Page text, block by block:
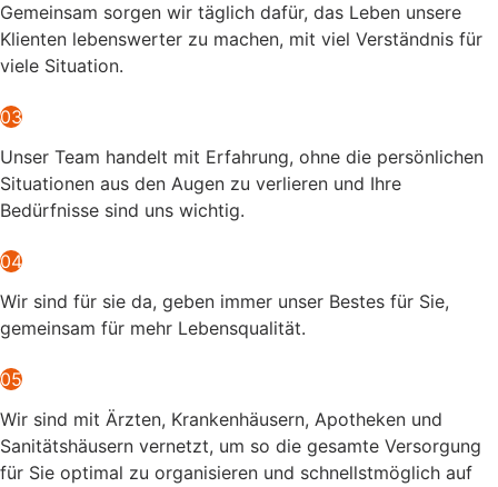
Gemeinsam sorgen wir täglich dafür, das Leben unsere
Klienten lebenswerter zu machen, mit viel Verständnis für
viele Situation.
03
Unser Team handelt mit Erfahrung, ohne die persönlichen
Situationen aus den Augen zu verlieren und Ihre
Bedürfnisse sind uns wichtig.
04
Wir sind für sie da, geben immer unser Bestes für Sie,
gemeinsam für mehr Lebensqualität.
05
Wir sind mit Ärzten, Krankenhäusern, Apotheken und
Sanitätshäusern vernetzt, um so die gesamte Versorgung
für Sie optimal zu organisieren und schnellstmöglich auf